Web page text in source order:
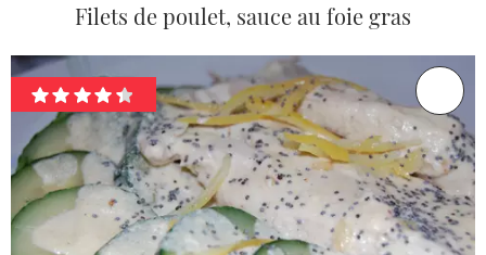
Filets de poulet, sauce au foie gras